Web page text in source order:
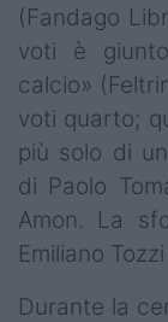
(Fandago
voti è
calcio»
voti quarto;
più solo di
di Paolo
Amon. La
Emiliano
Durante la